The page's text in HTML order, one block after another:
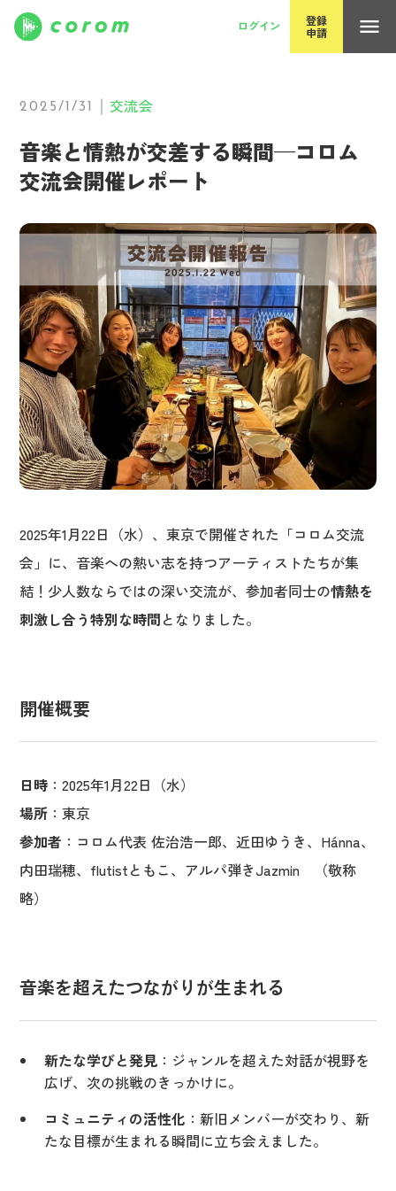
ログイン
登録
申請
menu
2025/1/31 交流会
音楽と情熱が交差する瞬間—コロム
交流会開催レポート
2025年1月22日（水）、東京で開催された「コロム交流
会」に、音楽への熱い志を持つアーティストたちが集
結！少人数ならではの深い交流が、参加者同士の情熱を
刺激し合う特別な時間となりました。
開催概要
日時 ：2025年1月22日（水）
場所 ：東京
参加者 ：コロム代表 佐治浩一郎、近田ゆうき、Hánna、
内田瑞穂、flutistともこ、アルパ弾きJazmin （敬称
略）
音楽を超えたつながりが生まれる
新たな学びと発見 ：ジャンルを超えた対話が視野を
広げ、次の挑戦のきっかけに。
コミュニティの活性化 ：新旧メンバーが交わり、新
たな目標が生まれる瞬間に立ち会えました。